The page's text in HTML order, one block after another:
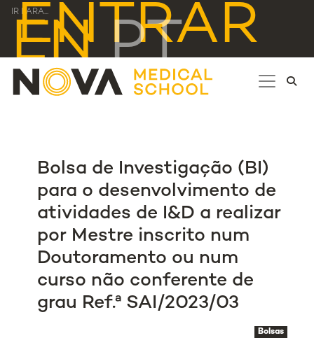
IR PARA...
ENTRAR
EN PT
Bolsa de Investigação (BI)
para o desenvolvimento de
atividades de I&D a realizar
por Mestre inscrito num
Doutoramento ou num
curso não conferente de
grau Ref.ª SAI/2023/03
Bolsas